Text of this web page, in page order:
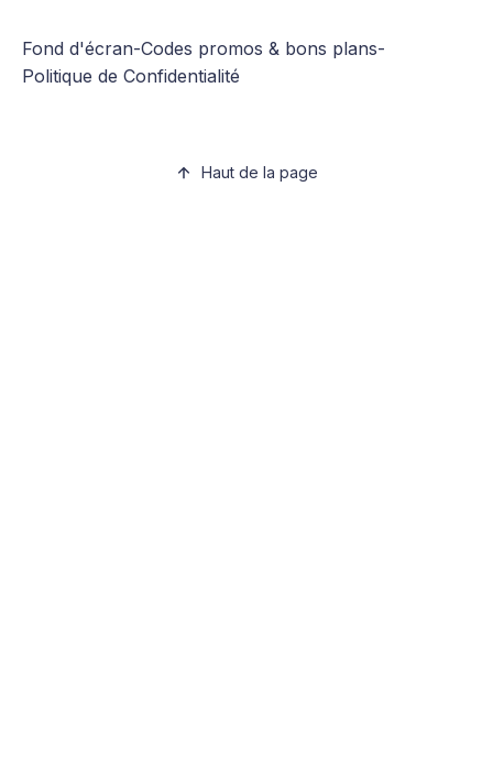
Fond d'écran-Codes promos & bons plans-
Politique de Confidentialité
Haut de la page